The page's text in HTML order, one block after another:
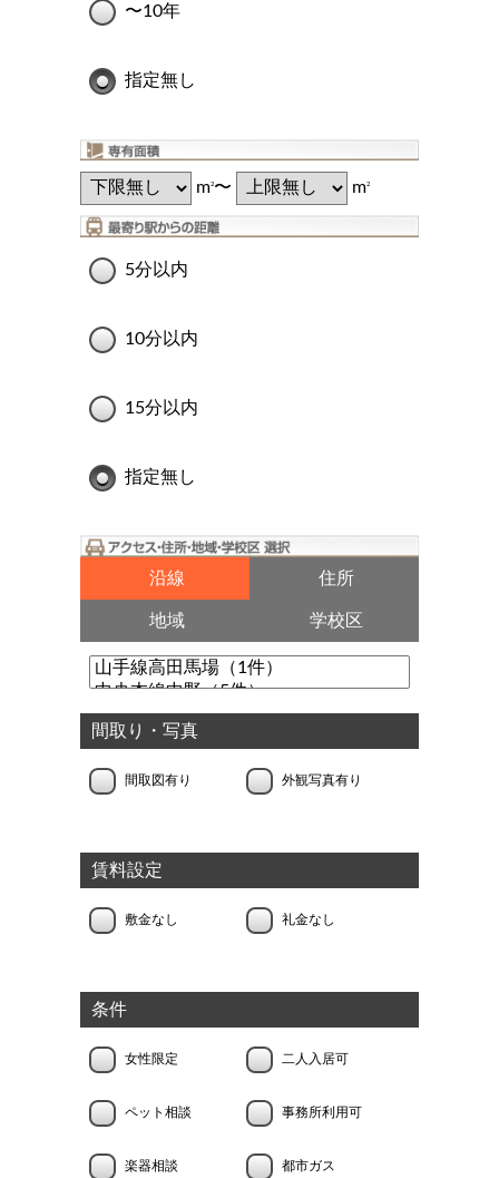
〜10年
指定無し
m2〜 m2
5分以内
10分以内
15分以内
指定無し
沿線 住所
地域 学校区
間取り・写真
間取図有り 外観写真有り
賃料設定
敷金なし 礼金なし
条件
女性限定 二人入居可
ペット相談 事務所利用可
楽器相談 都市ガス